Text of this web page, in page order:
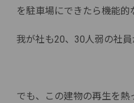
を駐車場にできたら機能的
我が社も20、30人弱の社員
でも、この建物の再生を熱